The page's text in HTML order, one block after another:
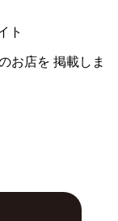
ト
お店を 掲載しま